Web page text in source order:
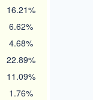
16.21%
6.62%
4.68%
22.89%
11.09%
1.76%